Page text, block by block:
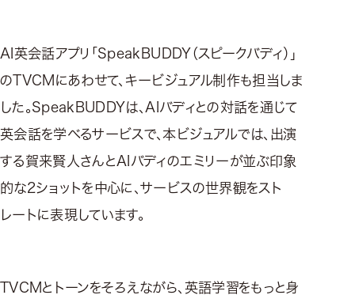
AI英会話アプリ「SpeakBUDDY（スピークバディ）」
のTVCMにあわせて、キービジュアル制作も担当しま
した。SpeakBUDDYは、AIバディとの対話を通じて
英会話を学べるサービスで、本ビジュアルでは、出演
する賀来賢人さんとAIバディのエミリーが並ぶ印象
的な2ショットを中心に、サービスの世界観をスト
レートに表現しています。
TVCMとトーンをそろえながら、英語学習をもっと身